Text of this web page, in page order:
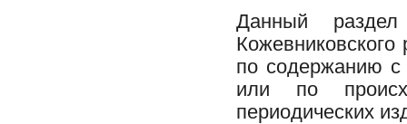
Данный
по содержанию с
или по
периодических